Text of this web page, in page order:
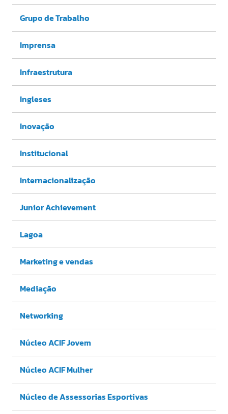
Grupo de Trabalho
Imprensa
Infraestrutura
Ingleses
Inovação
Institucional
Internacionalização
Junior Achievement
Lagoa
Marketing e vendas
Mediação
Networking
Núcleo ACIF Jovem
Núcleo ACIF Mulher
Núcleo de Assessorias Esportivas